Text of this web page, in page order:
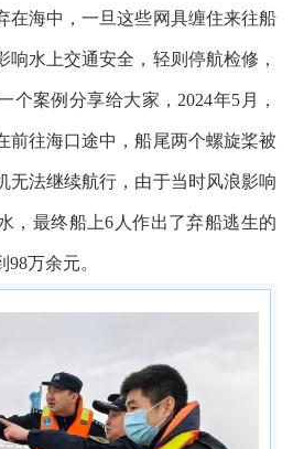
在海中，一旦这些网具缠住来往船
响水上交通安全，轻则停航检修，
个案例分享给大家，2024年5月，
前往海口途中，船尾两个螺旋桨被
无法继续航行，由于当时风浪影响
，最终船上6人作出了弃船逃生的
万余元。